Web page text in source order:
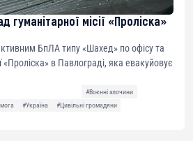
гуманітарної місії «Проліска»
БпЛА типу «Шахед» по офісу та
«Проліска» в Павлограді, яка евакуйовує
#Воєнні злочини
#Україна
#Цивільні громадяни